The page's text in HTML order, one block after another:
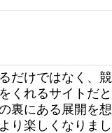
だけではなく、競
くれるサイトだと
裏にある展開を想
り楽しくなりまし